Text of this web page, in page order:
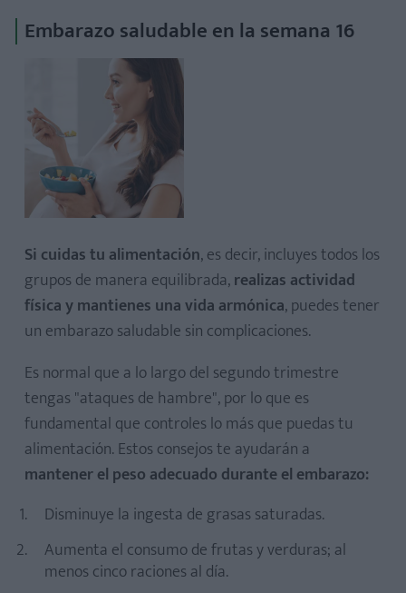
Embarazo saludable en la semana 16
Si cuidas tu alimentación, es decir, incluyes todos los
grupos de manera equilibrada,realizas actividad
física y mantienes una vida armónica, puedes tener
un embarazo saludable sin complicaciones.
Es normal que a lo largo del segundo trimestre
tengas "ataques de hambre", por lo que es
fundamental que controles lo más que puedas tu
alimentación. Estos consejos te ayudarán a
mantener el peso adecuado durante el embarazo:
Disminuye la ingesta de grasas saturadas.
Aumenta el consumo de frutas y verduras; al
menos cinco raciones al día.